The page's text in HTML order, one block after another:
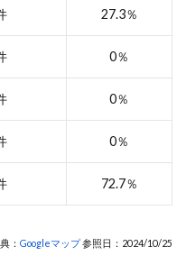
27.3％
0％
0％
0％
72.7％
： Googleマップ参照日：2024/10/25